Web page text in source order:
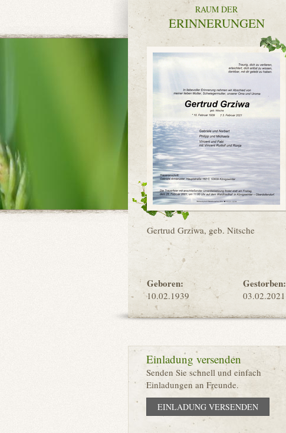
RAUM DER
ERINNERUNGEN
Gertrud Grziwa, geb. Nitsche
Geboren:
10.02.1939
Gestorben:
03.02.2021
Einladung versenden
Senden Sie schnell und einfach
Einladungen an Freunde.
EINLADUNG VERSENDEN